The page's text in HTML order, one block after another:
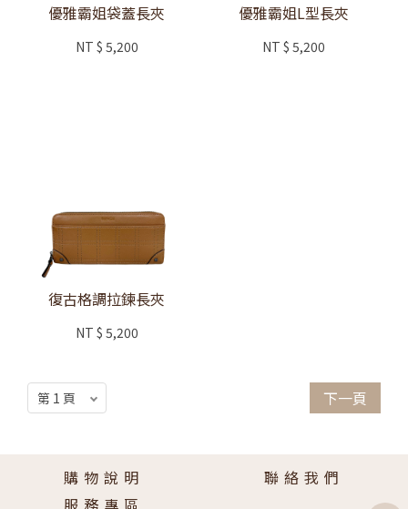
優雅霸姐袋蓋長夾
NT $ 5,200
優雅霸姐L型長夾
NT $ 5,200
復古格調拉鍊長夾
NT $ 5,200
下一頁
購物說明
聯絡我們
服務專區